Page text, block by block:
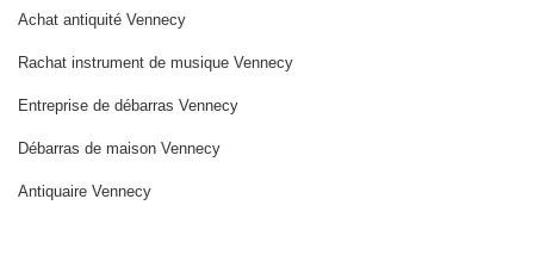
Achat antiquité Vennecy
Rachat instrument de musique Vennecy
Entreprise de débarras Vennecy
Débarras de maison Vennecy
Antiquaire Vennecy